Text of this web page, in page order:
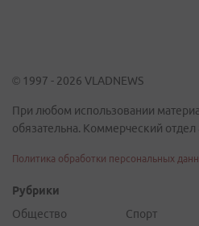
© 1997 - 2026 VLADNEWS
При любом использовании
обязательна. Коммерческий
Политика обработки персональных
Рубрики
Общество
Спорт